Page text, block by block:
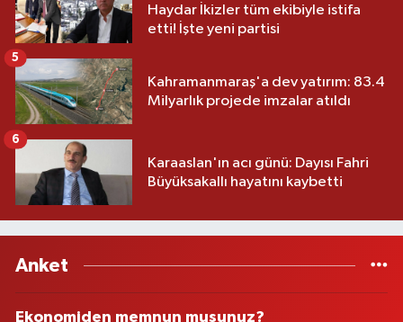
Haydar İkizler tüm ekibiyle istifa
etti! İşte yeni partisi
Kahramanmaraş'a dev yatırım: 83.4
Milyarlık projede imzalar atıldı
5
Karaaslan'ın acı günü: Dayısı Fahri
Büyüksakallı hayatını kaybetti
6
Anket
Ekonomiden memnun musunuz?